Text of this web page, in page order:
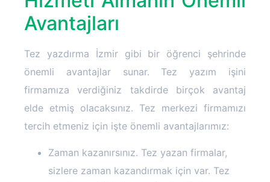
Avantajları
Tez yazdırma İzmir gibi bir öğrenci şehrinde
önemli avantajlar sunar. Tez yazım işini
firmamıza verdiğiniz takdirde birçok avantaj
elde etmiş olacaksınız. Tez merkezi firmamızı
tercih etmeniz için işte önemli avantajlarımız:
Zaman kazanırsınız. Tez yazan firmalar,
sizlere zaman kazandırmak için var. Tez